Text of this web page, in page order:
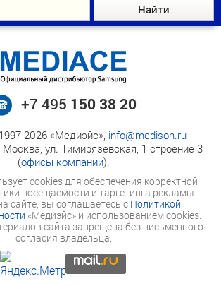
+7 495 150 38 20
2026 «Медиэйс», info@medison.ru
Москва, ул. Тимирязевская, 1 строение 3
(офисы компании).
cookies для обеспечения корректной
посещаемости и таргетинга рекламы.
сайте, вы соглашаетесь с Политикой
«Медиэйс» и использованием cookies.
сайта запрещена без письменного
согласия владельца.